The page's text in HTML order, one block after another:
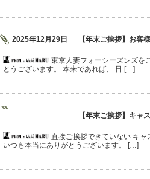
2025年12月29日 【年末ご挨拶】お客
東京人妻フォーシーズンズ
とうございます。 本来であれば、 日 […]
【年末ご挨拶】キャ
直接ご挨拶できていない キ
いつも本当にありがとうございます。 […]